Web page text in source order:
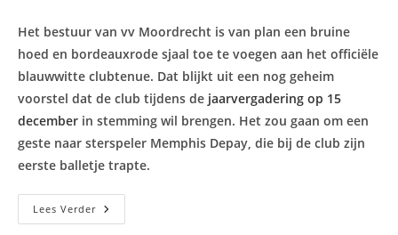
Het bestuur van vv Moordrecht is van plan een bruine
hoed en bordeauxrode sjaal toe te voegen aan het officiële
blauwwitte clubtenue. Dat blijkt uit een nog geheim
voorstel dat de club tijdens de jaarvergadering op 15
december in stemming wil brengen. Het zou gaan om een
geste naar sterspeler Memphis Depay, die bij de club zijn
eerste balletje trapte.
Lees VerderVV
Moordrecht